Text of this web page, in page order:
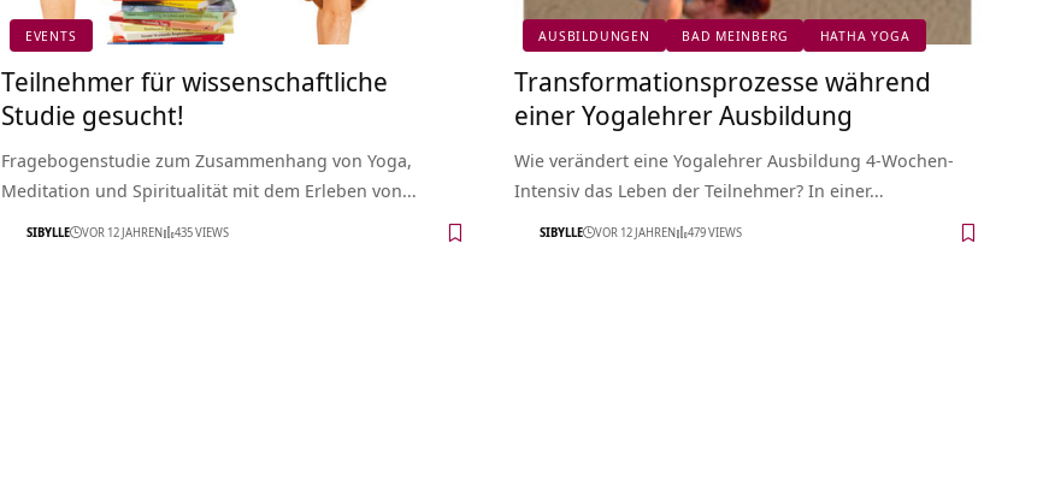
EVENTS
Teilnehmer für wissenschaftliche
Studie gesucht!
Fragebogenstudie zum Zusammenhang von Yoga,
Meditation und Spiritualität mit dem Erleben von…
SIBYLLE VOR 12 JAHREN 435 VIEWS
AUSBILDUNGEN BAD MEINBERG HATHA YOGA
Transformationsprozesse während
einer Yogalehrer Ausbildung
Wie verändert eine Yogalehrer Ausbildung 4-Wochen-
Intensiv das Leben der Teilnehmer? In einer…
SIBYLLE VOR 12 JAHREN 479 VIEWS